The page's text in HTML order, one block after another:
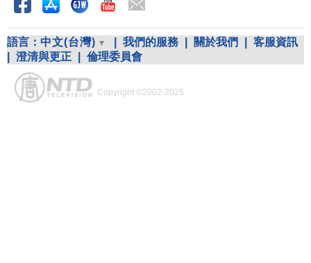
語言： 中文(台灣) 我們的服務 關於我們
客服資訊
澄清與更正 倫理委員會
Copyright ©2002-2025